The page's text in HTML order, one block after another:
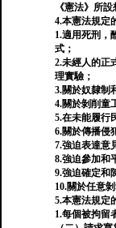
《憲法》所設
4.本憲法規定
1.適用死刑，
式；
2.未經人的正
理實驗；
3.關於奴隸制
4.關於剝削童
5.在未能履行
6.關於傳播侵
7.強迫表達意
8.強迫參加和
9.強迫確定和
10.關於任意剝
5.本憲法規定
1.每個被拘留